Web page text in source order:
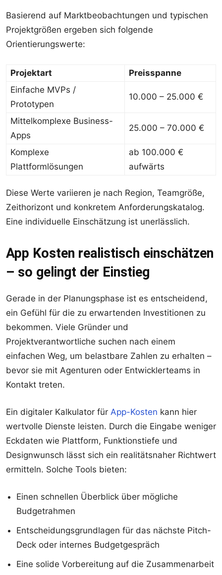
Basierend auf Marktbeobachtungen und typischen
Projektgrößen ergeben sich folgende
Orientierungswerte:
Projektart
Preisspanne
Einfache MVPs /
Prototypen
10.000 – 25.000 €
Mittelkomplexe Business-
Apps
25.000 – 70.000 €
Komplexe
Plattformlösungen
ab 100.000 €
aufwärts
Diese Werte variieren je nach Region, Teamgröße,
Zeithorizont und konkretem Anforderungskatalog.
Eine individuelle Einschätzung ist unerlässlich.
App Kosten realistisch einschätzen
– so gelingt der Einstieg
Gerade in der Planungsphase ist es entscheidend,
ein Gefühl für die zu erwartenden Investitionen zu
bekommen. Viele Gründer und
Projektverantwortliche suchen nach einem
einfachen Weg, um belastbare Zahlen zu erhalten –
bevor sie mit Agenturen oder Entwicklerteams in
Kontakt treten.
Ein digitaler Kalkulator für App-Kosten kann hier
wertvolle Dienste leisten. Durch die Eingabe weniger
Eckdaten wie Plattform, Funktionstiefe und
Designwunsch lässt sich ein realitätsnaher Richtwert
ermitteln. Solche Tools bieten:
Einen schnellen Überblick über mögliche
Budgetrahmen
Entscheidungsgrundlagen für das nächste Pitch-
Deck oder internes Budgetgespräch
Eine solide Vorbereitung auf die Zusammenarbeit